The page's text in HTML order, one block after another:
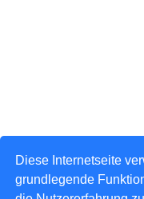
Diese Internetseite
grundlegende